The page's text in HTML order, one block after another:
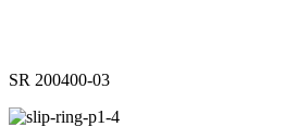
SR 200400-03